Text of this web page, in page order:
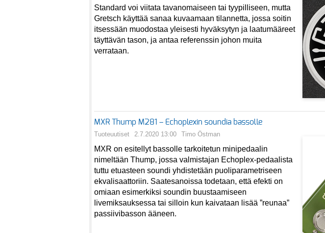
Standard voi viitata tavanomaiseen tai tyypilliseen, mutta
Gretsch käyttää sanaa kuvaamaan tilannetta, jossa soitin
itsessään muodostaa yleisesti hyväksytyn ja laatumääreet
täyttävän tason, ja antaa referenssin johon muita
verrataan.
MXR Thump M281 – Echoplexin soundia bassolle
Tuoteuutiset 2.7.2020 13:00 Timo Östman
MXR on esitellyt bassolle tarkoitetun minipedaalin
nimeltään Thump, jossa valmistajan Echoplex-pedaalista
tuttu etuasteen soundi yhdistetään puoliparametriseen
ekvalisaattoriin. Saatesanoissa todetaan, että efekti on
omiaan esimerkiksi soundin buustaamiseen
livemiksauksessa tai silloin kun kaivataan lisää ”reunaa”
passiivibasson ääneen.